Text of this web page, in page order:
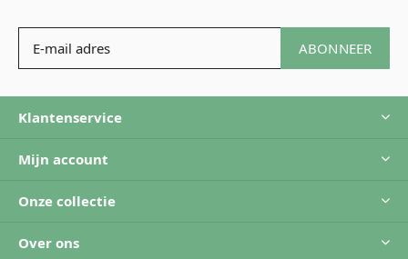
ABONNEER
Klantenservice
Mijn account
Onze collectie
Over ons